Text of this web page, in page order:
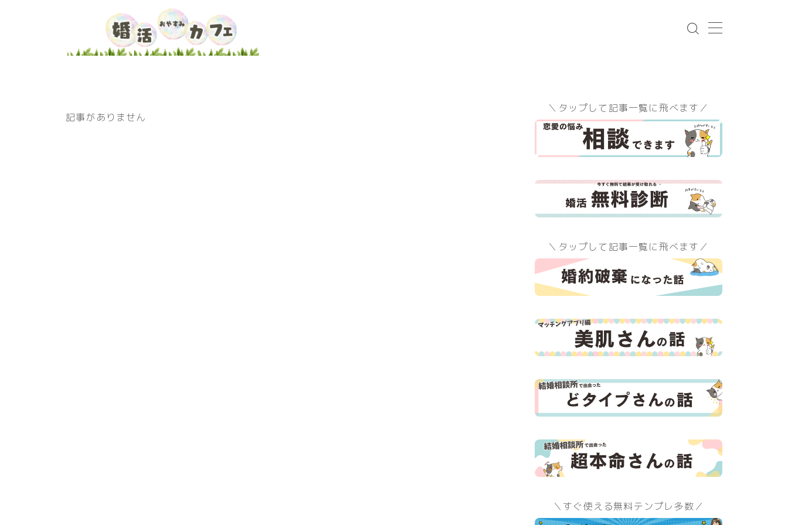
ホーム
こんにちは〜！婚約破棄→婚活沼を乗り越えて今は玉森似の彼氏がで
今お付き合いしている美肌さんの話以外にも、婚約破棄体験談や過去
に婚活で出会った人とのことを話しています
記事がありません
＼タップして記事一覧に飛べます／
＼タップして記事一覧に飛べます／
＼すぐ使える無料テンプレ多数／